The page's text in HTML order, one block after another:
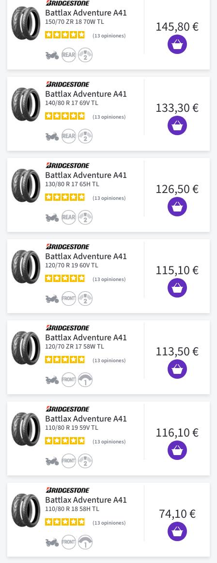
Battlax Adventure A41
150/70 ZR 18 70W TL
13 opiniones
145,80 €
Battlax Adventure A41
140/80 R 17 69V TL
13 opiniones
133,30 €
Battlax Adventure A41
130/80 R 17 65H TL
13 opiniones
126,50 €
Battlax Adventure A41
120/70 R 19 60V TL
13 opiniones
115,10 €
Battlax Adventure A41
120/70 ZR 17 58W TL
13 opiniones
113,50 €
Battlax Adventure A41
110/80 R 19 59V TL
13 opiniones
116,10 €
Battlax Adventure A41
110/80 R 18 58H TL
13 opiniones
74,10 €